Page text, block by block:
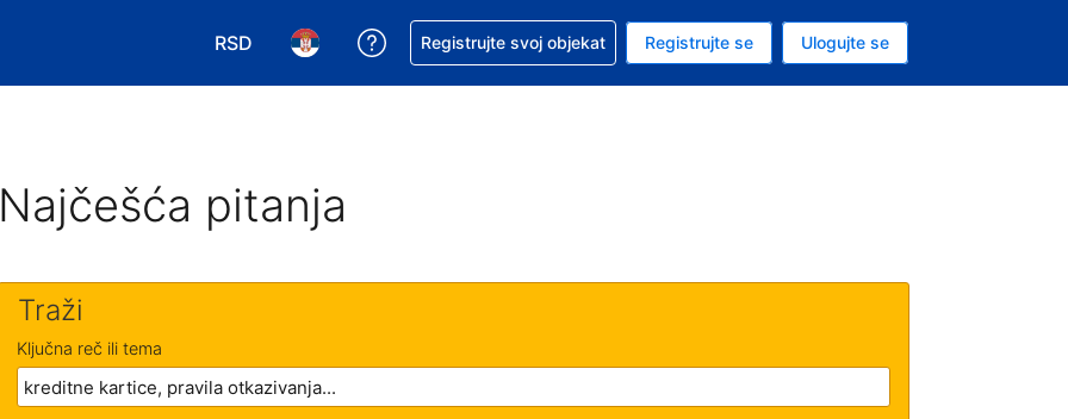
RSD
Izaberite valutu. Vaša trenutna valuta je dinar
Izaberite jezik. Vaš trenutni jezik je Srpskom
Zatražite pomoć u vezi sa rezervacijom
Registrujte svoj objekat Registrujte se Ulogujte se
Najčešća pitanja
Traži
Ključna reč ili tema